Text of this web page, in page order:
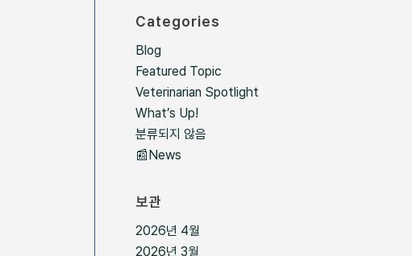
Categories
Blog
Featured Topic
Veterinarian Spotlight
What’s Up!
분류되지 않음
📰News
보관
2026년 4월
2026년 3월